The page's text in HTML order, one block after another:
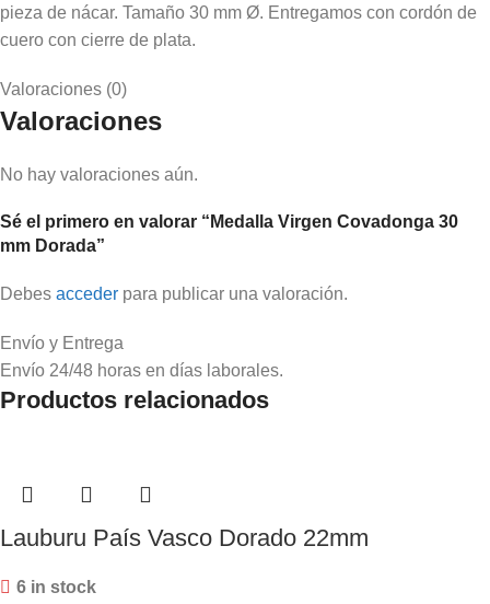
pieza de nácar. Tamaño 30 mm Ø. Entregamos con cordón de
cuero con cierre de plata.
Valoraciones (0)
Valoraciones
No hay valoraciones aún.
Sé el primero en valorar “Medalla Virgen Covadonga 30
mm Dorada”
Debes acceder para publicar una valoración.
Envío y Entrega
Envío 24/48 horas en días laborales.
Productos relacionados
Lauburu País Vasco Dorado 22mm
6 in stock